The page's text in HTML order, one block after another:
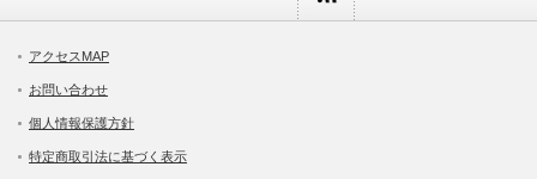
アクセスMAP
お問い合わせ
個人情報保護方針
特定商取引法に基づく表示